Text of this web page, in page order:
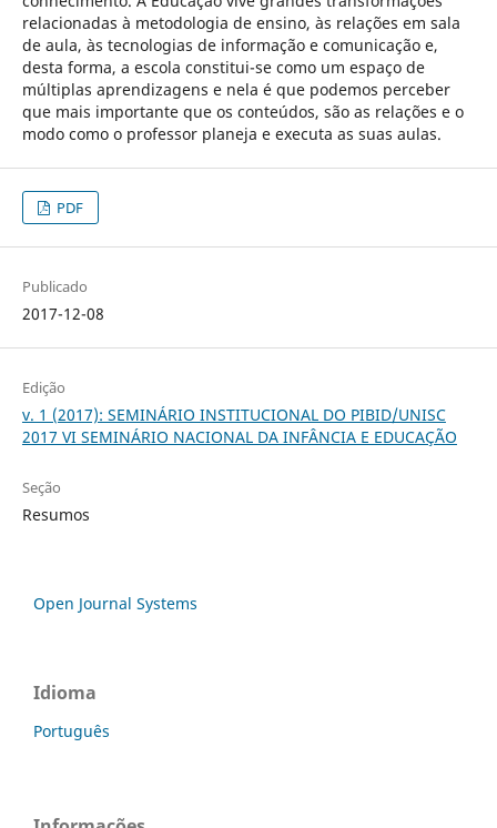
relacionadas à metodologia de ensino, às relações em sala
de aula, às tecnologias de informação e comunicação e,
desta forma, a escola constitui-se como um espaço de
múltiplas aprendizagens e nela é que podemos perceber
que mais importante que os conteúdos, são as relações e o
modo como o professor planeja e executa as suas aulas.
PDF
Publicado
2017-12-08
Edição
v. 1 (2017): SEMINÁRIO INSTITUCIONAL DO PIBID/UNISC
2017 VI SEMINÁRIO NACIONAL DA INFÂNCIA E EDUCAÇÃO
Seção
Resumos
Open Journal Systems
Idioma
Português